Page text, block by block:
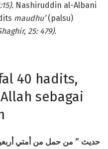
Nashiruddin al-Albani
maudhu’(palsu)
25: 479).
40 hadits,
sebagai
حديث ” من حمل من أمتي